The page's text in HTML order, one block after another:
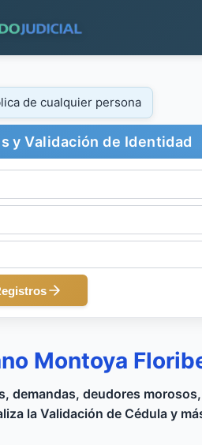
de cualquier persona
y Validación de Identidad
Montoya
demandas, deudores
la Validación de Cédula y